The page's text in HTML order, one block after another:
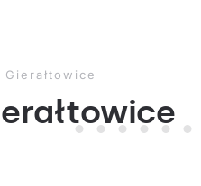
Gierałtowice